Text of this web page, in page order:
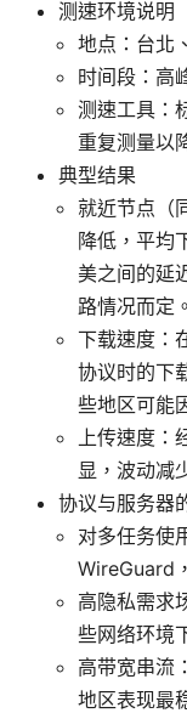
测速环境说明
地点：台北
时间段：高
测速工具：
重复测量以
典型结果
就近节点（
降低，平均
美之间的延
路情况而定。
下载速度：
协议时的下
些地区可能
上传速度
显，波动减
协议与服务器
对多任务使
WireGuard
高隐私需求
些网络环境
高带宽串流
地区表现最